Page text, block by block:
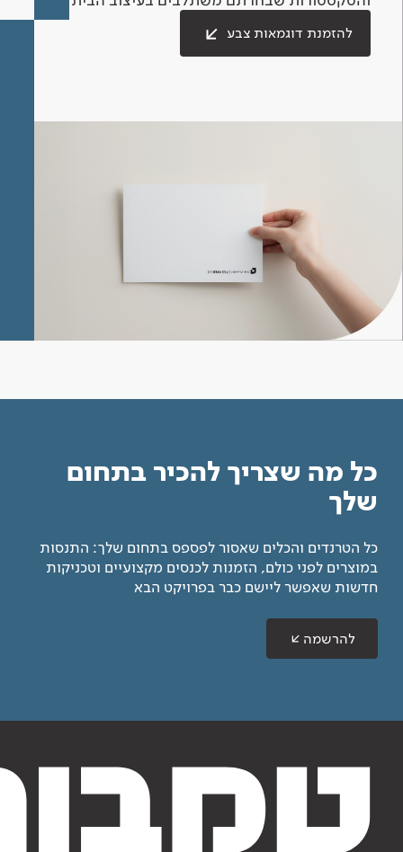
להזמנת דוגמאות צבע
כל מה שצריך להכיר בתחום
שלך
כל הטרנדים והכלים שאסור לפספס בתחום שלך: התנסות
במוצרים לפני כולם, הזמנות לכנסים מקצועיים וטכניקות
חדשות שאפשר ליישם כבר בפרויקט הבא
להרשמה